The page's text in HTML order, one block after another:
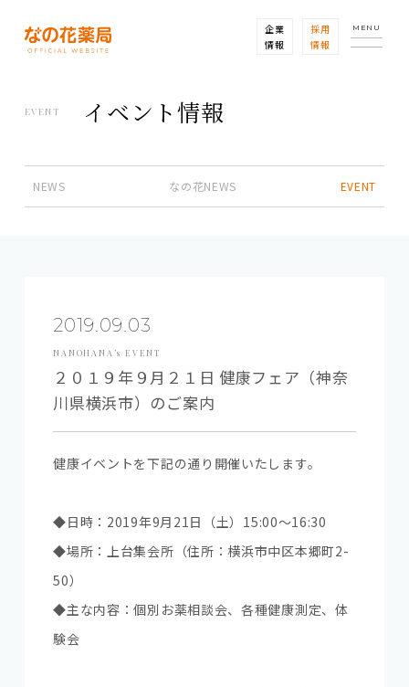
企業
情報
採用
情報
MENU
EVENT イベント情報
NEWS なの花NEWS EVENT
2019.09.03
NANOHANA’s EVENT
２０１９年９月２１日 健康フェア（神奈
川県横浜市）のご案内
健康イベントを下記の通り開催いたします。
◆日時：2019年9月21日（土）15:00～16:30
◆場所：上台集会所（住所：横浜市中区本郷町2-
50）
◆主な内容：個別お薬相談会、各種健康測定、体
験会